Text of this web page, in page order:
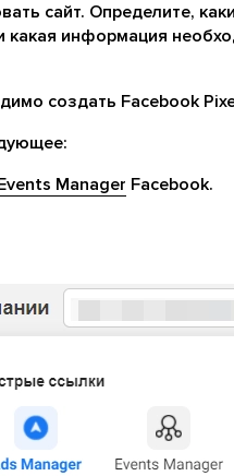
сайт. Определите,
какая информация
создать Facebook
Manager Facebook.